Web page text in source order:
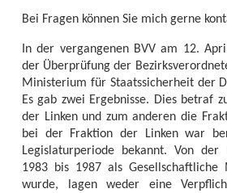
Bei Fragen können Sie mich gerne
In der vergangenen BVV am 12.
der Überprüfung der
Ministerium für Staatssicherheit der
Es gab zwei Ergebnisse. Dies betraf
der Linken und zum anderen die
bei der Fraktion der Linken war
Legislaturperiode bekannt. Von
1983 bis 1987 als
wurde, lagen weder eine